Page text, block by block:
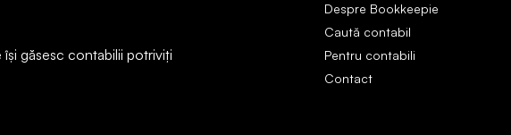
găsesc contabilii potriviți
Despre Bookkeepie
Caută contabil
Pentru contabili
Contact